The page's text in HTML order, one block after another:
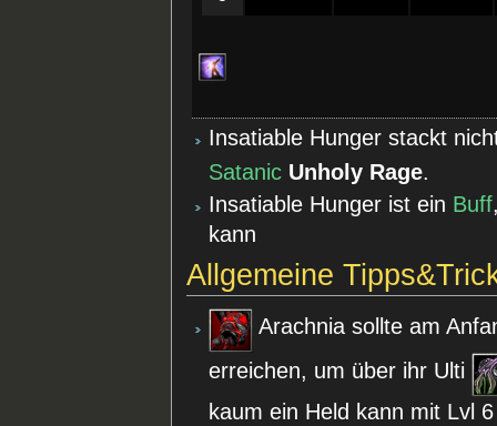
Insatiable Hunger stackt
Satanic Unholy Rage.
Insatiable Hunger ist ein Buff
kann
Allgemeine
Arachnia sollte am
erreichen, um über ihr Ulti
kaum ein Held kann mit Lvl